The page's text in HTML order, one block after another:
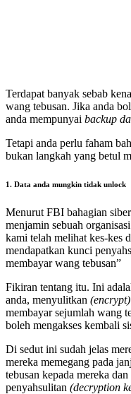
Terdapat banyak sebab
wang tebusan. Jika anda
anda mempunyai backup
Tetapi anda perlu faham
bukan langkah yang betul
1. Data anda mungkin tidak unlock
Menurut FBI bahagian
menjamin sebuah
kami telah melihat kes-kes
mendapatkan kunci
membayar wang tebusan”
Fikiran tentang itu. Ini
anda, menyulitkan (encrypt)
membayar sejumlah wang
boleh mengakses kembali
Di sedut ini sudah jelas
mereka memegang pada
tebusan kepada mereka
penyahsulitan (decryption